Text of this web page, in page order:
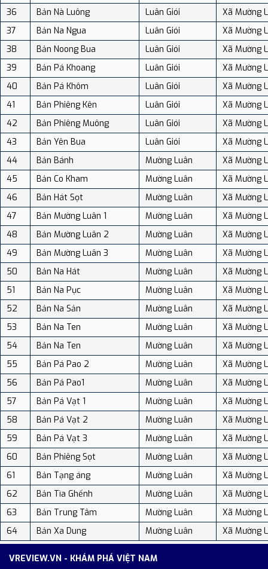
36
Bản Nà Luông Luân Giói
Xã Mường
37
Bản Na Ngua Luân Giói
Xã Mường
38
Bản Noong Bua Luân Giói
Xã Mường
39
Bản Pá Khoang Luân Giói
Xã Mường
40
Bản Pá Khôm Luân Giói
Xã Mường
41
Bản Phiêng Kên Luân Giói
Xã Mường
42
Bản Phiêng Muông Luân Giói
Xã Mường
43
Bản Yên Bua Luân Giói
Xã Mường
44
Bản Bánh Mường Luân
Xã Mường
45
Bản Co Kham Mường Luân
Xã Mường
46
Bản Hát Sọt Mường Luân
Xã Mường
47
Bản Mường Luân 1 Mường Luân
Xã Mường
48
Bản Mường Luân 2 Mường Luân
Xã Mường
49
Bản Mường Luân 3 Mường Luân
Xã Mường
50
Bản Na Hát Mường Luân
Xã Mường
51
Bản Na Pục Mường Luân
Xã Mường
52
Bản Na Sản Mường Luân
Xã Mường
53
Bản Na Ten Mường Luân
Xã Mường
54
Bản Na Ten Mường Luân
Xã Mường
55
Bản Pá Pao 2 Mường Luân
Xã Mường
56
Bản Pá Pao1 Mường Luân
Xã Mường
57
Bản Pá Vạt 1 Mường Luân
Xã Mường
58
Bản Pá Vạt 2 Mường Luân
Xã Mường
59
Bản Pá Vạt 3 Mường Luân
Xã Mường
60
Bản Phiêng Sọt Mường Luân
Xã Mường
61
Bản Tạng áng Mường Luân
Xã Mường
62
Bản Tìa Ghếnh Mường Luân
Xã Mường
63
Bản Trung Tâm Mường Luân
Xã Mường
64
Bản Xa Dung Mường Luân Xã Mường
VREVIEW.VN - KHÁM PHÁ VIỆT NAM